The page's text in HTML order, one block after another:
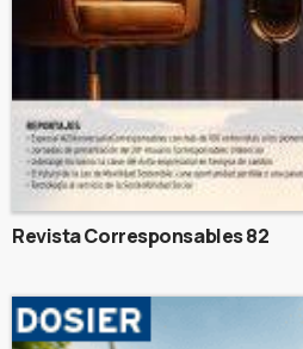
Revista Corresponsables 82